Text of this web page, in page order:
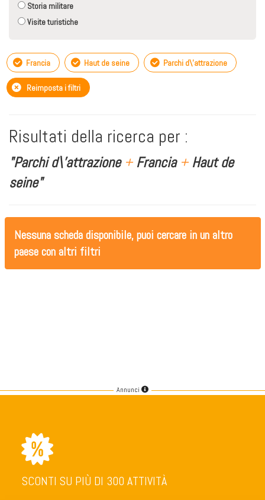
Storia militare
Visite turistiche
Francia Haut de seine Parchi d\'attrazione
Reimposta i filtri
Risultati della ricerca per :
"Parchi d\'attrazione +Francia +Haut de
seine"
Nessuna scheda disponibile, puoi cercare in un altro
paese con altri filtri
Annunci
SCONTI SU PIÙ DI 300 ATTIVITÀ